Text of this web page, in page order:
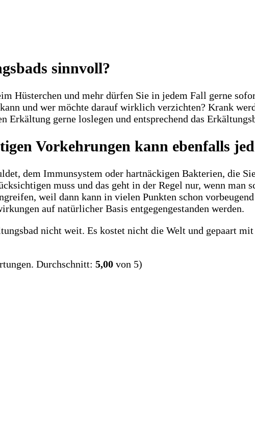
sinnvoll?
Hüsterchen und mehr dürfen Sie in jedem Fall gerne
und wer möchte darauf wirklich verzichten? Krank
Erkältung gerne loslegen und entsprechend das
Vorkehrungen kann ebenfalls
dem Immunsystem oder hartnäckigen Bakterien, die
muss und das geht in der Regel nur, wenn man
weil dann kann in vielen Punkten schon
auf natürlicher Basis entgegengestanden werden.
nicht weit. Es kostet nicht die Welt und gepaart
Durchschnitt: 5,00 von 5)